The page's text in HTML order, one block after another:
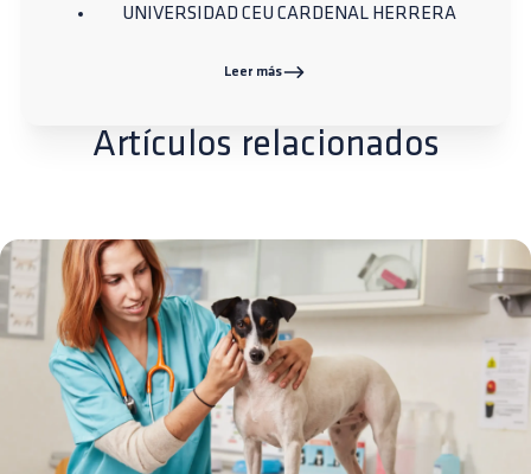
UNIVERSIDAD CEU CARDENAL HERRERA
Leer más
Artículos relacionados